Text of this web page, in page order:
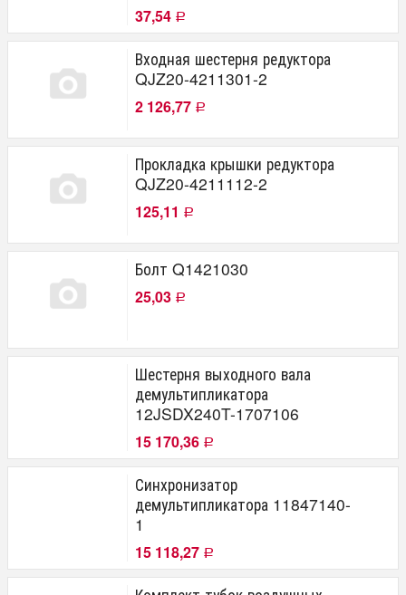
37,54 Р
Входная шестерня редуктора
QJZ20-4211301-2
2 126,77 Р
Прокладка крышки редуктора
QJZ20-4211112-2
125,11 Р
Болт Q1421030
25,03 Р
Шестерня выходного вала
демультипликатора
12JSDX240T-1707106
15 170,36 Р
Синхронизатор
демультипликатора 11847140-
1
15 118,27 Р